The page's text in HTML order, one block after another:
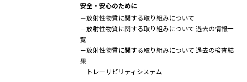
安全・安心のために
－放射性物質に関する取り組みについて
－放射性物質に関する取り組みについて 過去の情報一
覧
－放射性物質に関する取り組みについて 過去の検査結
果
－トレーサビリティシステム